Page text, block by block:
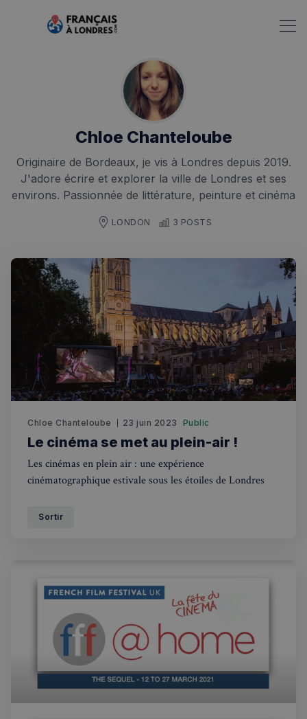
Recherche ✨ Chatbot IA
RECHERCHES POPULAIRES
Annuaire des professionnels
Visites guidées
Événements à venir
Chloe Chanteloube
Originaire de Bordeaux, je vis à Londres depuis 2019.
J'adore écrire et explorer la ville de Londres et ses
environs. Passionnée de littérature, peinture et cinéma
LONDON 3 POSTS
Chloe Chanteloube 23 juin 2023 Public
Le cinéma se met au plein-air !
Les cinémas en plein air : une expérience
cinématographique estivale sous les étoiles de Londres
Sortir